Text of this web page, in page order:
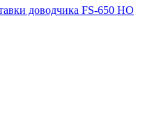
доводчика FS-650 HO